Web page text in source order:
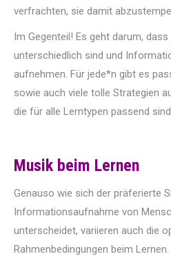
verfrachten, sie damit
Im Gegenteil! Es geht darum,
unterschiedlich sind und
aufnehmen. Für jede*n gibt es
sowie auch viele tolle Strategien
die für alle Lerntypen passend
Musik beim Lernen
Genauso wie sich der präferierte
Informationsaufnahme von
unterscheidet, variieren auch die
Rahmenbedingungen beim